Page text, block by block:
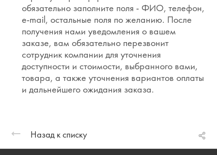
обязательно заполните поля - ФИО, телефон,
e-mail, остальные поля по желанию. После
получения нами уведомления о вашем
заказе, вам обязательно перезвонит
сотрудник компании для уточнения
доступности и стоимости, выбранного вами,
товара, а также уточнения вариантов оплаты
и дальнейшего ожидания заказа.
Назад к списку